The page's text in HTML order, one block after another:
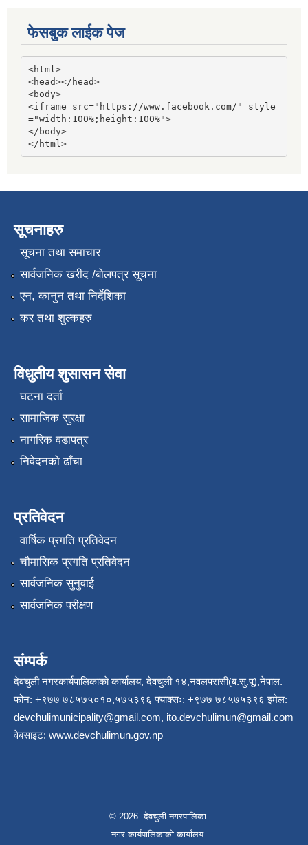
फेसबुक लाईक पेज
<html>
<head></head>
<body>
<iframe src="https://www.facebook.com/" style
="width:100%;height:100%">
</body>
</html>
सूचनाहरु
सूचना तथा समाचार
सार्वजनिक खरीद /बोलपत्र सूचना
एन, कानुन तथा निर्देशिका
कर तथा शुल्कहरु
विधुतीय शुसासन सेवा
घटना दर्ता
सामाजिक सुरक्षा
नागरिक वडापत्र
निवेदनको ढाँचा
प्रतिवेदन
वार्षिक प्रगति प्रतिवेदन
चौमासिक प्रगति प्रतिवेदन
सार्वजनिक सुनुवाई
सार्वजनिक परीक्षण
संम्पर्क
देवचुली नगरकार्यपालिकाकाे कार्यालय, देवचुली १४,नवलपरासी(ब.सु.पू),नेपाल.
फोन: +९७७ ७८५७५०१०,५७५३९६ फ्याक्सः: +९७७ ७८५७५३९६ इमेल:
devchulimunicipality@gmail.com, ito.devchulimun@gmail.com
वेबसाइट: www.devchulimun.gov.np
© 2026 देवचुली नगरपालिका
नगर कार्यपालिकाको कार्यालय